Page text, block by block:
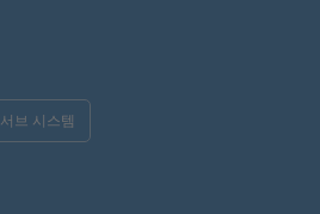
서브 시스템